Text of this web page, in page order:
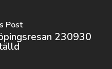
Post
230930